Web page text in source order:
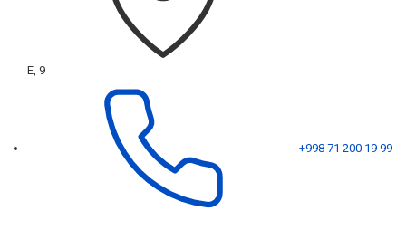
Е, 9
+998 71 200 19 99